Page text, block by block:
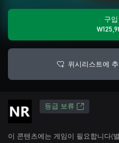
구입
위시리스트에
등급 보류
이 콘텐츠에는 게임이 필요합니다(